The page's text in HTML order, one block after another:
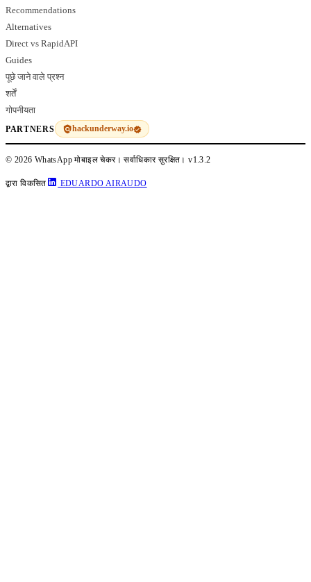
Recommendations
Alternatives
Direct vs RapidAPI
Guides
पूछे जाने वाले प्रश्न
शर्तें
गोपनीयता
PARTNERS hackunderway.io
© 2026 WhatsApp मोबाइल चेकर। सर्वाधिकार सुरक्षित।v1.3.2
द्वारा विकसित EDUARDO AIRAUDO